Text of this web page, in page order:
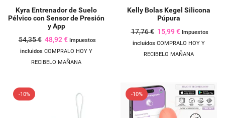
Kyra Entrenador de Suelo
Pélvico con Sensor de Presión
y App
54,35 € 48,92 € Impuestos
incluidos COMPRALO HOY Y
RECIBELO MAÑANA
Kelly Bolas Kegel Silicona
Púpura
17,76 € 15,99 € Impuestos
incluidos COMPRALO HOY Y
RECIBELO MAÑANA
-10% -10%